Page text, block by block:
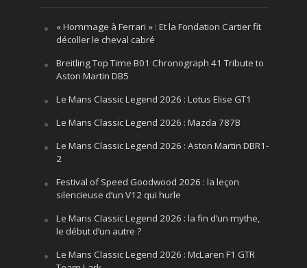
« Hommage à Ferrari » : Et la Fondation Cartier fit
décoller le cheval cabré
Breitling Top Time B01 Chronograph 41 Tribute to
Aston Martin DB5
Le Mans Classic Legend 2026 : Lotus Elise GT1
Le Mans Classic Legend 2026 : Mazda 787B
Le Mans Classic Legend 2026 : Aston Martin DBR1-
2
Festival of Speed Goodwood 2026 : la leçon
silencieuse d’un V12 qui hurle
Le Mans Classic Legend 2026 : la fin d’un mythe,
le début d’un autre ?
Le Mans Classic Legend 2026 : McLaren F1 GTR